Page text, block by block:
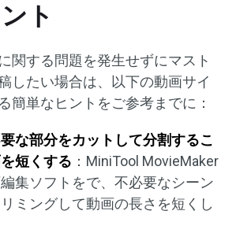
ト
関する問題を発生せずにマスト
したい場合は、以下の動画サイ
簡単なヒントをご参考までに：
な部分をカットして分割するこ
短くする ：MiniTool MovieMaker
集ソフトをで、不必要なシーン
ミングして動画の長さを短くし